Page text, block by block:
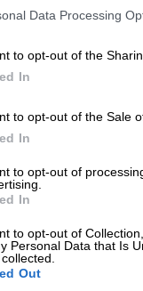
Data Processing
to opt-out of the
In
to opt-out of the Sale
In
to opt-out of
In
to opt-out of
Personal Data that Is
Out
El
vivienda
martes, 26